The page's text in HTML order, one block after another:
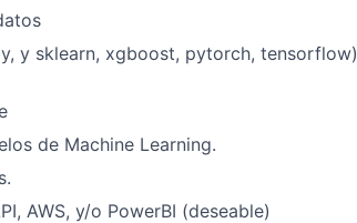
y sklearn, xgboost, pytorch, tensorflow)
de Machine Learning.
AWS, y/o PowerBI (deseable)